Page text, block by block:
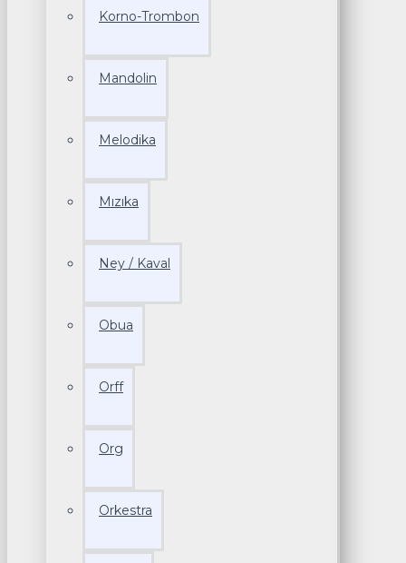
Korno-Trombon
Mandolin
Melodika
Mızıka
Ney / Kaval
Obua
Orff
Org
Orkestra